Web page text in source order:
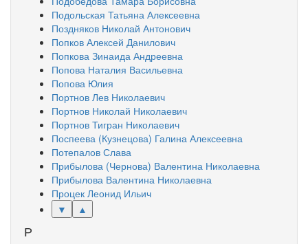
Подольская Татьяна Алексеевна
Поздняков Николай Антонович
Попков Алексей Данилович
Попкова Зинаида Андреевна
Попова Наталия Васильевна
Попова Юлия
Портнов Лев Николаевич
Портнов Николай Николаевич
Портнов Тигран Николаевич
Поспеева (Кузнецова) Галина Алексеевна
Потепалов Слава
Прибылова (Чернова) Валентина Николаевна
Прибылова Валентина Николаевна
Процек Леонид Ильич
▼
▲
Р